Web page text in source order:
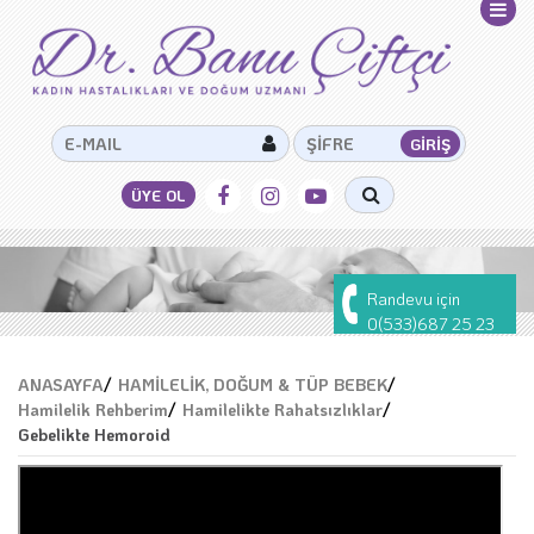
Randevu için
0(533)687 25 23
ANASAYFA/ HAMİLELİK, DOĞUM & TÜP BEBEK/
Hamilelik Rehberim/ Hamilelikte Rahatsızlıklar/
Gebelikte Hemoroid